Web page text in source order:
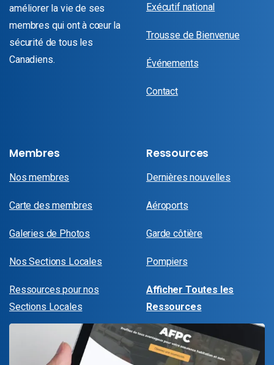
améliorer la vie de ses
membres qui ont à cœur la
sécurité de tous les
Canadiens.
Exécutif national
Trousse de Bienvenue
Événements
Contact
Membres
Nos membres
Carte des membres
Galeries de Photos
Nos Sections Locales
Ressources pour nos
Sections Locales
Ressources
Dernières nouvelles
Aéroports
Garde côtière
Pompiers
Afficher Toutes les
Ressources